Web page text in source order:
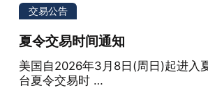
交易公告
夏令交易时间通知
美国自2026年3月8日(周日)起进
台夏令交易时 …